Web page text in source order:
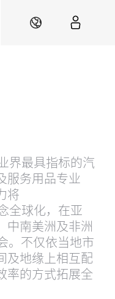
ZH
界最具指标的汽
服务用品专业
将
全球化，在亚
中南美洲及非洲
。不仅依当地市
及地缘上相互配
率的方式拓展全